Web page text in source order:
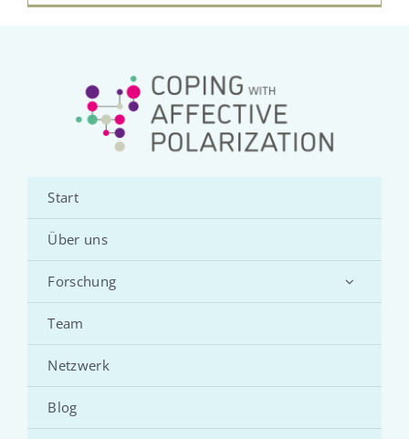
Start
Über uns
Forschung
Team
Netzwerk
Blog